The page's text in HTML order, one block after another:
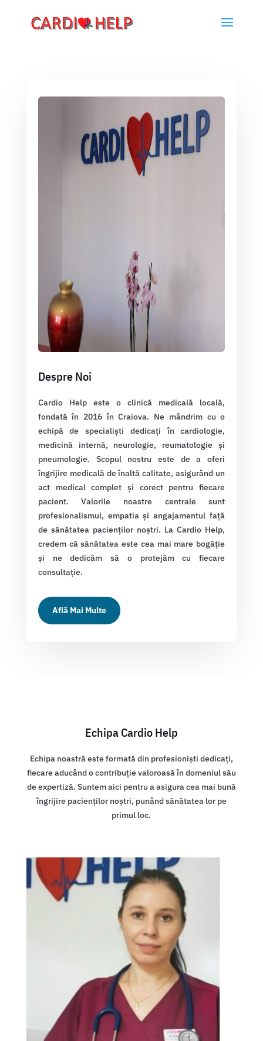
Despre Noi
Cardio Help este o clinică medicală locală,
fondată în 2016 în Craiova. Ne mândrim cu o
echipă de specialiști dedicați în cardiologie,
medicină internă, neurologie, reumatologie și
pneumologie. Scopul nostru este de a oferi
îngrijire medicală de înaltă calitate, asigurând un
act medical complet și corect pentru fiecare
pacient. Valorile noastre centrale sunt
profesionalismul, empatia și angajamentul față
de sănătatea pacienților noștri. La Cardio Help,
credem că sănătatea este cea mai mare bogăție
și ne dedicăm să o protejăm cu fiecare
consultație.
Află Mai Multe
Echipa Cardio Help
Echipa noastră este formată din profesioniști dedicați,
fiecare aducând o contribuție valoroasă în domeniul său
de expertiză. Suntem aici pentru a asigura cea mai bună
îngrijire pacienților noștri, punând sănătatea lor pe
primul loc.